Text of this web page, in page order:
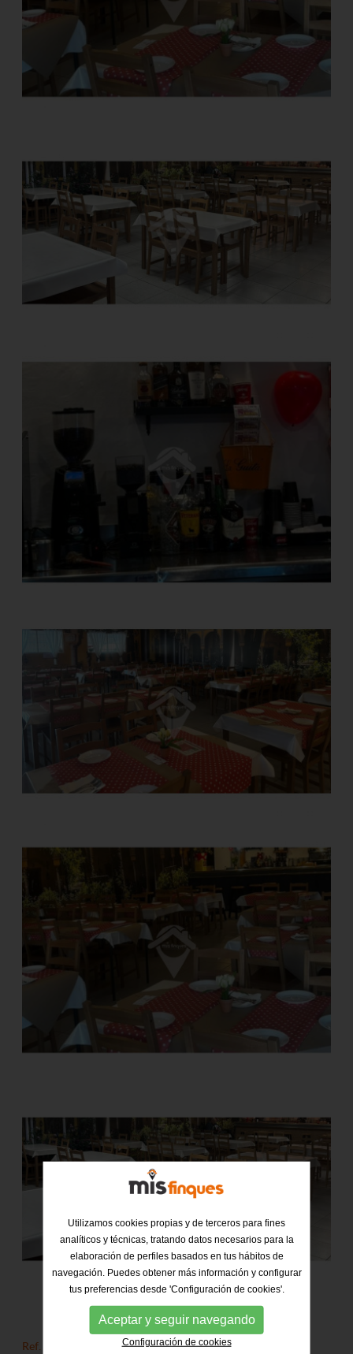
Ref. 002908
Utilizamos cookies propias y de terceros para fines
analíticos y técnicas, tratando datos necesarios para la
elaboración de perfiles basados en tus hábitos de
navegación. Puedes obtener más información y configurar
tus preferencias desde 'Configuración de cookies'.
Aceptar y seguir navegando
Configuración de cookies